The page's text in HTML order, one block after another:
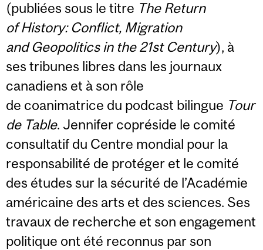
(publiées sous le titre The Return
of History: Conflict, Migration
and Geopolitics in the 21st Century), à
ses tribunes libres dans les journaux
canadiens et à son rôle
de coanimatrice du podcast bilingue Tour
de Table. Jennifer copréside le comité
consultatif du Centre mondial pour la
responsabilité de protéger et le comité
des études sur la sécurité de l’Académie
américaine des arts et des sciences. Ses
travaux de recherche et son engagement
politique ont été reconnus par son